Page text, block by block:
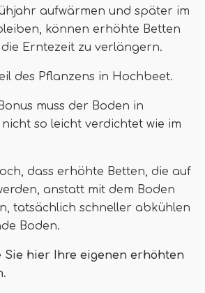
aufwärmen und später im
können erhöhte Betten
Erntezeit zu verlängern.
des Pflanzens in Hochbeet.
muss der Boden in
so leicht verdichtet wie im
dass erhöhte Betten, die auf
anstatt mit dem Boden
tatsächlich schneller abkühlen
Boden.
Sie hier Ihre eigenen erhöhten
.